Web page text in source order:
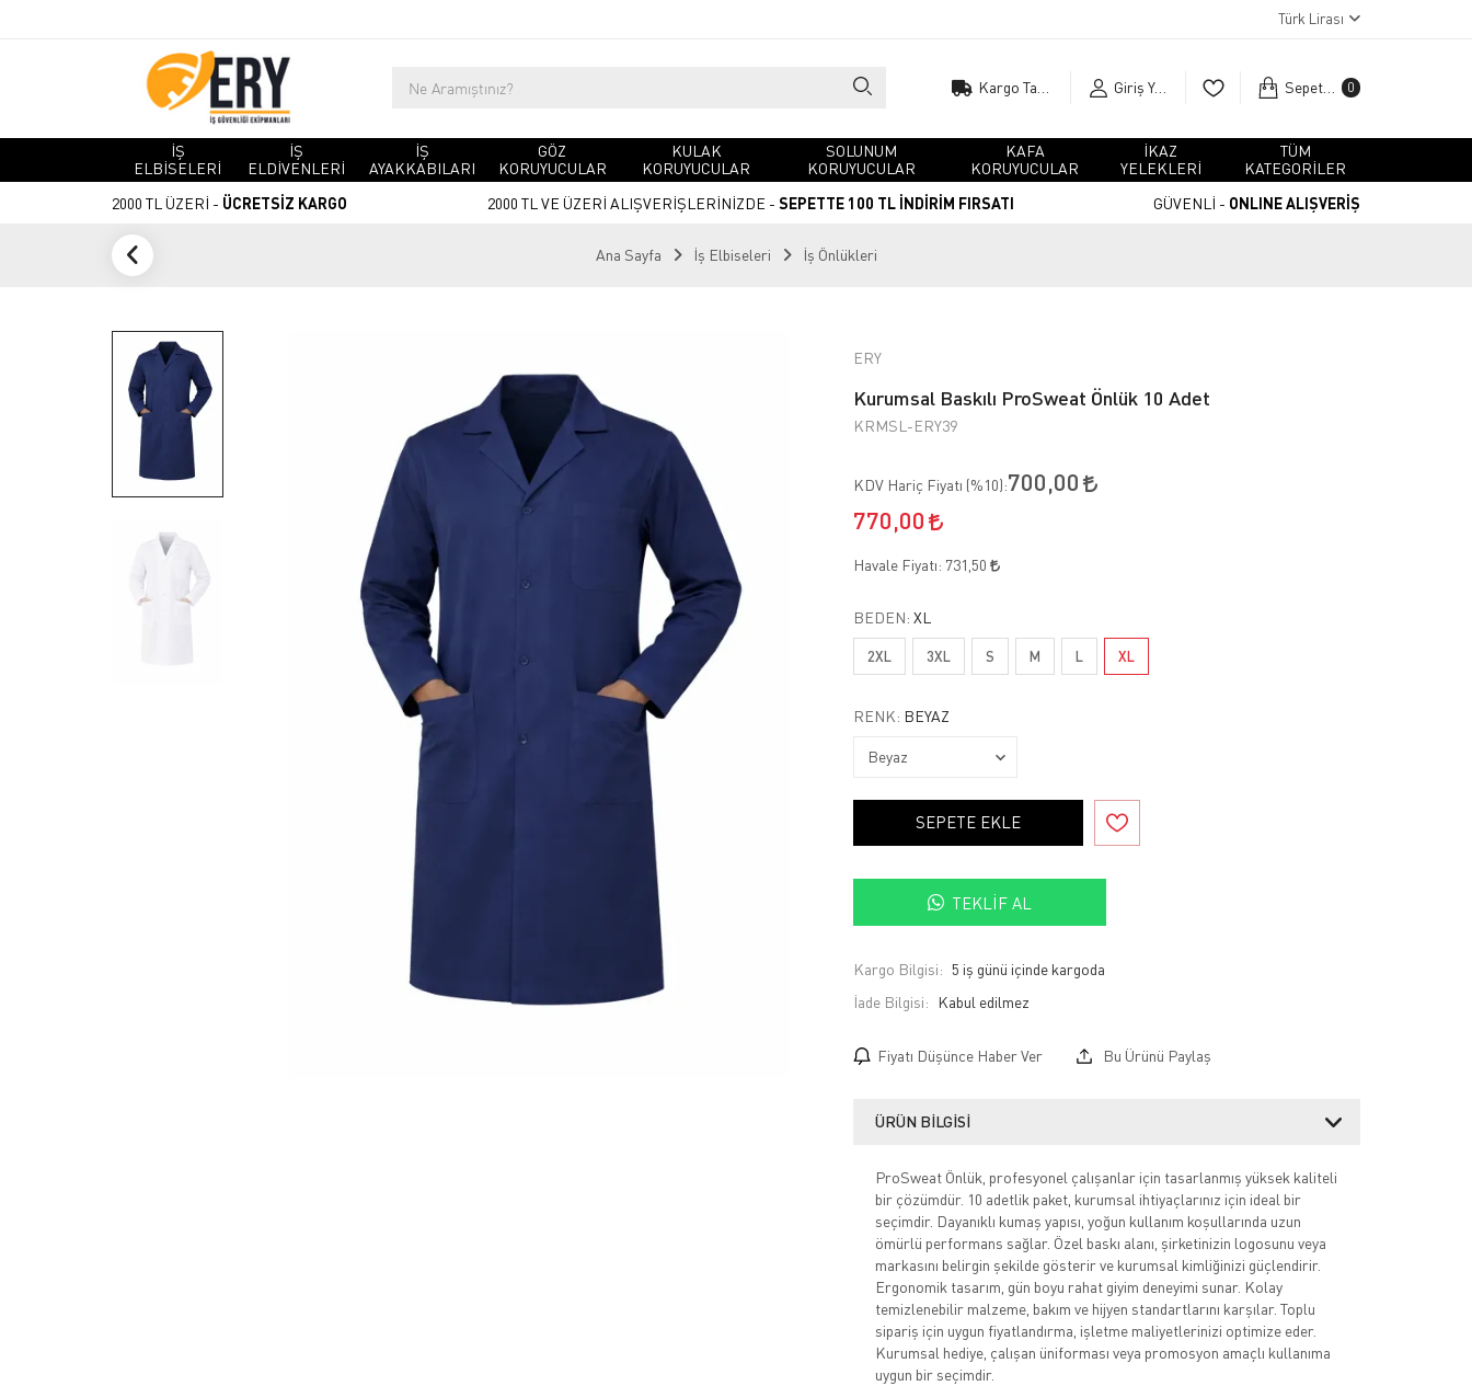
Türk Lirası
Giriş Yap Sepetim 0
İŞ
ELBİSELERİ
İŞ
ELDİVENLERİ
İŞ
AYAKKABILARI
GÖZ
KORUYUCULAR
KULAK
KORUYUCULAR
SOLUNUM
KORUYUCULAR
KAFA
KORUYUCULAR
İKAZ
YELEKLERİ
TÜM
KATEGORİLER
2000 TL ÜZERİ - ÜCRETSİZ KARGO 2000 TL VE ÜZERİ ALIŞVERİŞLERİNİZDE - SEPETTE 100 TL İNDİRİM FIRSATI GÜVENLİ - ONLINE ALIŞVERİŞ
Ana Sayfa İş Elbiseleri İş Önlükleri
ERY
Kurumsal Baskılı ProSweat Önlük 10 Adet
KRMSL-ERY39
KDV Hariç Fiyatı (%10):700,00
770,00
Havale Fiyatı: 731,50
BEDEN: XL
2XL 3XL S M L XL
RENK: BEYAZ
SEPETE EKLE
TEKLIF AL
Kargo Bilgisi: 5 iş günü içinde kargoda
İade Bilgisi:
Fiyatı Düşünce Haber Ver Bu Ürünü Paylaş
ÜRÜN BILGISI
ProSweat Önlük, profesyonel çalışanlar için tasarlanmış yüksek kaliteli
bir çözümdür. 10 adetlik paket, kurumsal ihtiyaçlarınız için ideal bir
seçimdir. Dayanıklı kumaş yapısı, yoğun kullanım koşullarında uzun
ömürlü performans sağlar. Özel baskı alanı, şirketinizin logosunu veya
markasını belirgin şekilde gösterir ve kurumsal kimliğinizi güçlendirir.
Ergonomik tasarım, gün boyu rahat giyim deneyimi sunar. Kolay
temizlenebilir malzeme, bakım ve hijyen standartlarını karşılar. Toplu
sipariş için uygun fiyatlandırma, işletme maliyetlerinizi optimize eder.
Kurumsal hediye, çalışan üniforması veya promosyon amaçlı kullanıma
uygun bir seçimdir.